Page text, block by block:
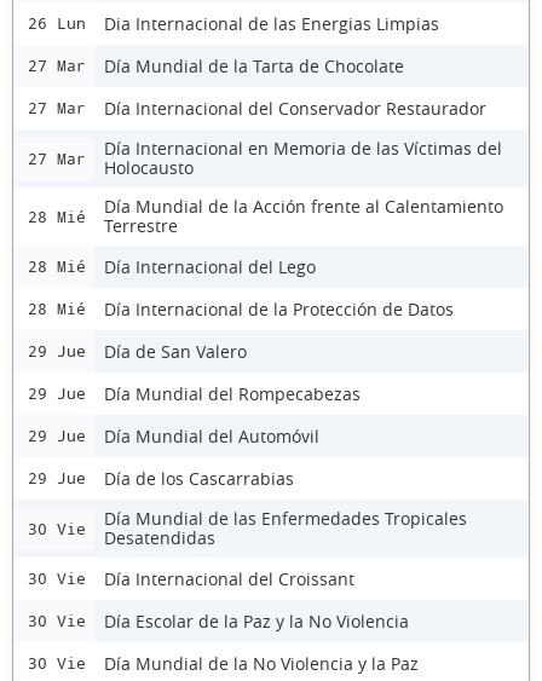
26 Lun Dia Internacional de las Energias Limpias
27 Mar Día Mundial de la Tarta de Chocolate
27 Mar Día Internacional del Conservador Restaurador
27 Mar
Día Internacional en Memoria de las Víctimas del
Holocausto
28 Mié
Día Mundial de la Acción frente al Calentamiento
Terrestre
28 Mié Día Internacional del Lego
28 Mié Día Internacional de la Protección de Datos
29 Jue Día de San Valero
29 Jue Día Mundial del Rompecabezas
29 Jue Día Mundial del Automóvil
29 Jue Día de los Cascarrabias
30 Vie
Día Mundial de las Enfermedades Tropicales
Desatendidas
30 Vie Día Internacional del Croissant
30 Vie Día Escolar de la Paz y la No Violencia
30 Vie Día Mundial de la No Violencia y la Paz